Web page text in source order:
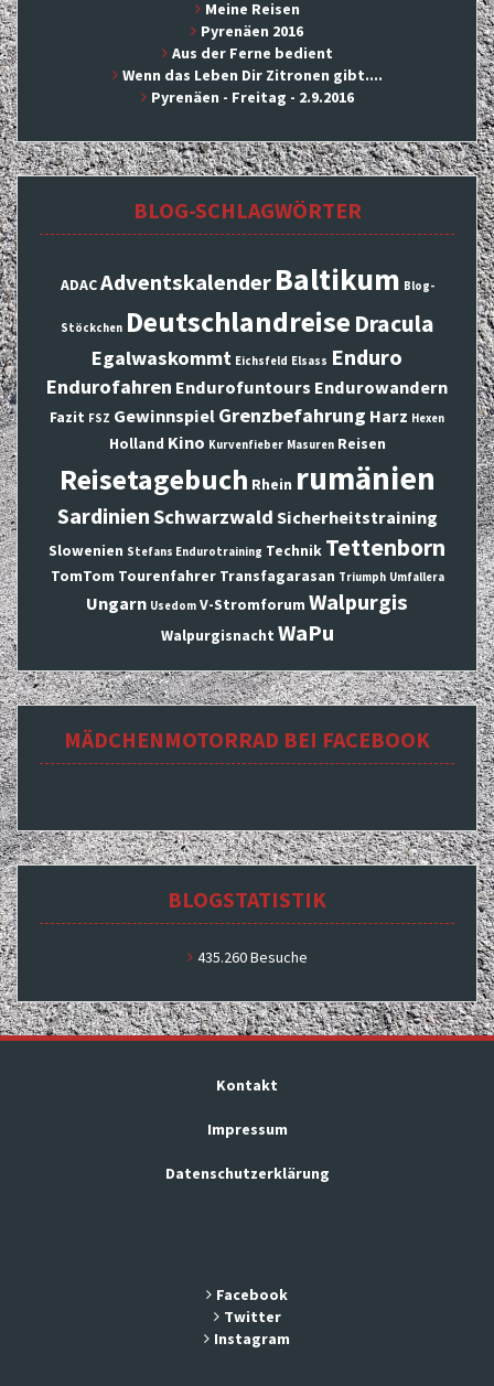
Meine Reisen
Pyrenäen 2016
Aus der Ferne bedient
Wenn das Leben Dir Zitronen gibt....
Pyrenäen - Freitag - 2.9.2016
BLOG-SCHLAGWÖRTER
ADACAdventskalender Baltikum Blog-
Stöckchen Deutschlandreise Dracula
Egalwaskommt Eichsfeld Elsass Enduro
Endurofahren Endurofuntours Endurowandern
Fazit FSZ Gewinnspiel Grenzbefahrung Harz Hexen
Holland Kino Kurvenfieber Masuren Reisen
Reisetagebuch Rhein rumänien
SardinienSchwarzwald Sicherheitstraining
Slowenien Stefans Endurotraining Technik Tettenborn
TomTom Tourenfahrer Transfagarasan Triumph Umfallera
Ungarn Usedom V-Stromforum Walpurgis
Walpurgisnacht WaPu
MÄDCHENMOTORRAD BEI FACEBOOK
BLOGSTATISTIK
435.260 Besuche
Kontakt
Impressum
Datenschutzerklärung
Facebook
Twitter
Instagram